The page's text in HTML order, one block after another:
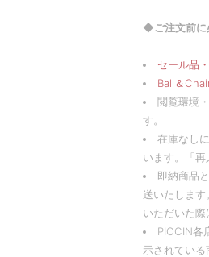
◆ご注文前に
セール品
Ball＆
閲覧環境
す。
在庫なし
います。「再
即納商品
送いたしま
いただいた
PICCIN各
示されてい